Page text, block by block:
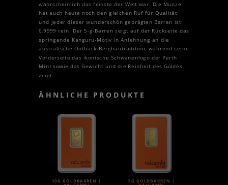
wahrscheinlich das feinste der Welt war. Die Münze
hat auch heute noch den gleichen Ruf für Qualität
und jeder dieser wunderschön geprägten Barren ist
0,9999 rein. Der 5-g-Barren zeigt auf der Rückseite das
springende Känguru-Motiv in Anlehnung an die
australische Outback-Bergbautradition, während seine
Vorderseite das ikonische Schwanenlogo der Perth
Mint sowie das Gewicht und die Reinheit des Goldes
zeigt.
ÄHNLICHE PRODUKTE
10G GOLDBARREN | 5G GOLDBARREN |